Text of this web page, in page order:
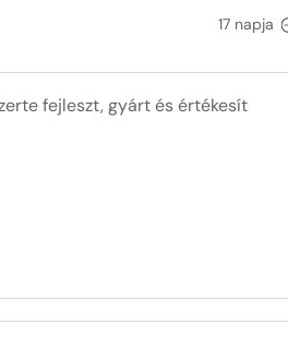
17 napja
fejleszt, gyárt és értékesít